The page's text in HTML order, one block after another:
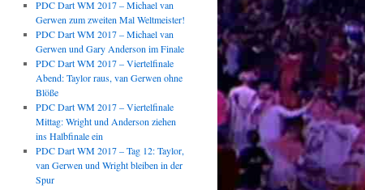
PDC Dart WM 2017 – Michael van
Gerwen zum zweiten Mal Weltmeister!
PDC Dart WM 2017 – Michael van
Gerwen und Gary Anderson im Finale
PDC Dart WM 2017 – Viertelfinale
Abend: Taylor raus, van Gerwen ohne
Blöße
PDC Dart WM 2017 – Viertelfinale
Mittag: Wright und Anderson ziehen
ins Halbfinale ein
PDC Dart WM 2017 – Tag 12: Taylor,
van Gerwen und Wright bleiben in der
Spur